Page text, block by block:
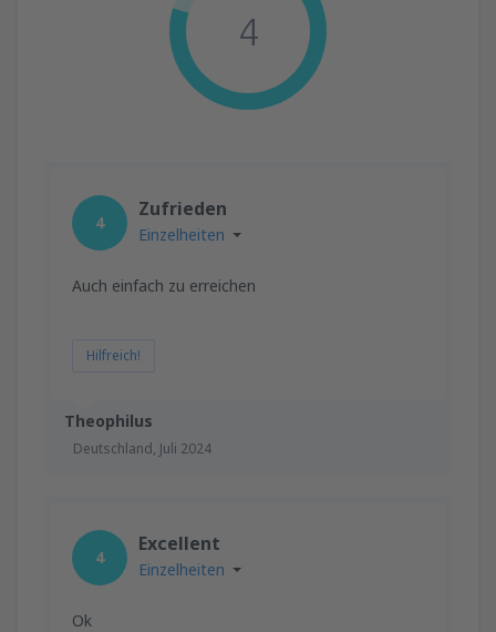
4
Theophilus
Deutschland, Juli 2024
4
Zufrieden
Einzelheiten
Auch einfach zu erreichen
Hilfreich!
4
Excellent
Einzelheiten
Ok